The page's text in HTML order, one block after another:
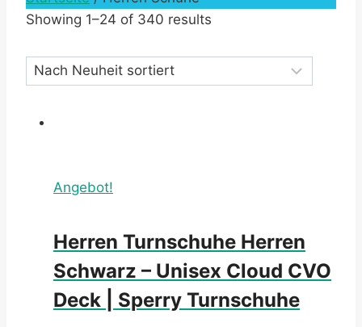
Showing 1–24 of 340 results
Angebot!
Herren Turnschuhe Herren
Schwarz – Unisex Cloud CVO
Deck | Sperry Turnschuhe